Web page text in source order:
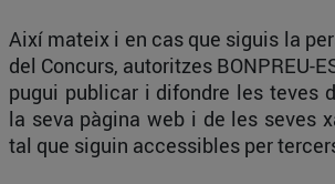
Així mateix i en cas que siguis la
del Concurs, autoritzes BONPREU-
pugui publicar i difondre les teves
la seva pàgina web i de les seves
tal que siguin accessibles per